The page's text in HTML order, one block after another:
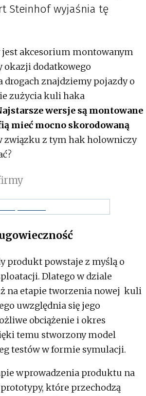
Steinhof wyjaśnia tę
akcesorium montowanym
okazji dodatkowego
drogach znajdziemy pojazdy o
zużycia kuli haka
wersje są montowane
mieć mocno skorodowaną
związku z tym hak holowniczy
produkt powstaje z myślą o
Dlatego w dziale
na etapie tworzenia nowej kuli
uwzględnia się jego
obciążenie i okres
temu stworzony model
testów w formie symulacji.
wprowadzenia produktu na
które przechodzą